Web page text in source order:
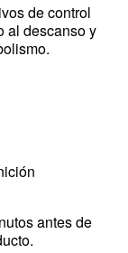
de control
al descanso y
antes de